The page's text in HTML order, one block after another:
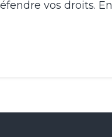
vos droits.